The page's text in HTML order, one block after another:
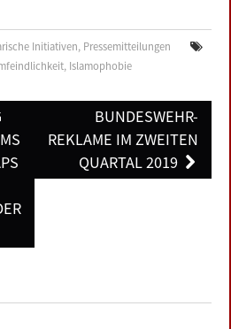
Initiativen, Pressemitteilungen
, Islamophobie
BUNDESWEHR-
REKLAME IM ZWEITEN
QUARTAL 2019